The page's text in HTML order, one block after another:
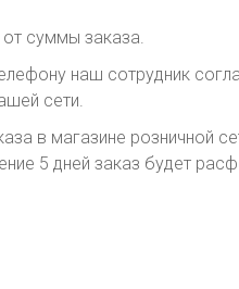
суммы заказа.
наш сотрудник
сети.
в магазине розничной
5 дней заказ будет